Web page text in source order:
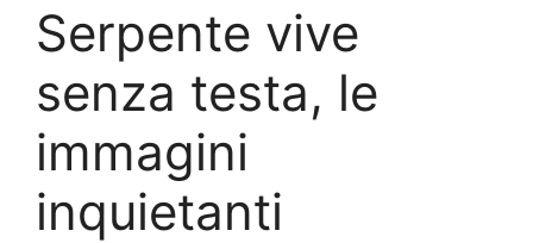
Serpente vive
senza testa, le
immagini
inquietanti